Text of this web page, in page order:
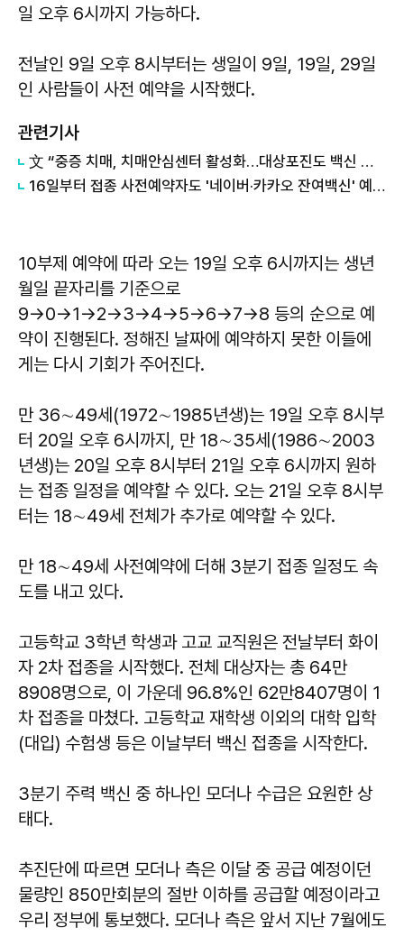
일 오후 6시까지 가능하다.
전날인 9일 오후 8시부터는 생일이 9일, 19일, 29일
인 사람들이 사전 예약을 시작했다.
관련기사
​文 “중증 치매, 치매안심센터 활성화…대상포진도 백신 지원하라”
​16일부터 접종 사전예약자도 '네이버·카카오 잔여백신' 예약 가능
10부제 예약에 따라 오는 19일 오후 6시까지는 생년
월일 끝자리를 기준으로
9→0→1→2→3→4→5→6→7→8 등의 순으로 예
약이 진행된다. 정해진 날짜에 예약하지 못한 이들에
게는 다시 기회가 주어진다.
만 36∼49세(1972∼1985년생)는 19일 오후 8시부
터 20일 오후 6시까지, 만 18∼35세(1986∼2003
년생)는 20일 오후 8시부터 21일 오후 6시까지 원하
는 접종 일정을 예약할 수 있다. 오는 21일 오후 8시부
터는 18∼49세 전체가 추가로 예약할 수 있다.
만 18∼49세 사전예약에 더해 3분기 접종 일정도 속
도를 내고 있다.
고등학교 3학년 학생과 고교 교직원은 전날부터 화이
자 2차 접종을 시작했다. 전체 대상자는 총 64만
8908명으로, 이 가운데 96.8%인 62만8407명이 1
차 접종을 마쳤다. 고등학교 재학생 이외의 대학 입학
(대입) 수험생 등은 이날부터 백신 접종을 시작한다.
3분기 주력 백신 중 하나인 모더나 수급은 요원한 상
태다.
추진단에 따르면 모더나 측은 이달 중 공급 예정이던
물량인 850만회분의 절반 이하를 공급할 예정이라고
우리 정부에 통보했다. 모더나 측은 앞서 지난 7월에도